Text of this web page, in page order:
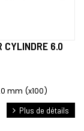
CYLINDRE 6.0
mm (x100)
Plus de détails